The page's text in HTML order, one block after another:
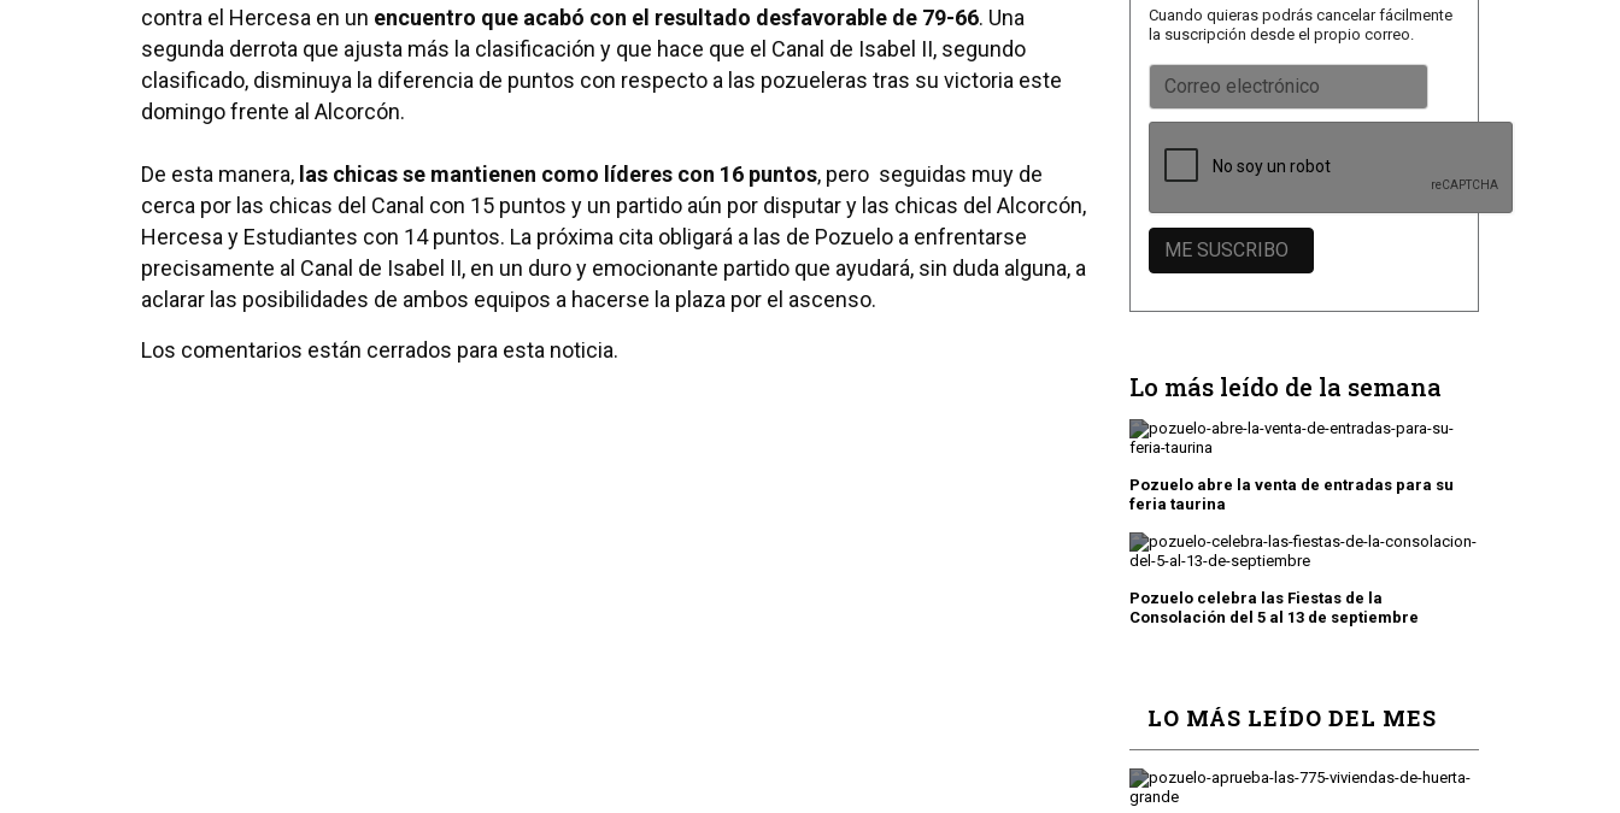
contra el Hercesa en un encuentro que acabó con el resultado desfavorable de 79-66. Una
segunda derrota que ajusta más la clasificación y que hace que el Canal de Isabel II, segundo
clasificado, disminuya la diferencia de puntos con respecto a las pozueleras tras su victoria este
domingo frente al Alcorcón.
De esta manera, las chicas se mantienen como líderes con 16 puntos, pero seguidas muy de
cerca por las chicas del Canal con 15 puntos y un partido aún por disputar y las chicas del Alcorcón,
Hercesa y Estudiantes con 14 puntos. La próxima cita obligará a las de Pozuelo a enfrentarse
precisamente al Canal de Isabel II, en un duro y emocionante partido que ayudará, sin duda alguna, a
aclarar las posibilidades de ambos equipos a hacerse la plaza por el ascenso.
Los comentarios están cerrados para esta noticia.
Cuando quieras podrás cancelar fácilmente
la suscripción desde el propio correo.
Lo más leído de la semana
Pozuelo abre la venta de entradas para su
feria taurina
Pozuelo celebra las Fiestas de la
Consolación del 5 al 13 de septiembre
LO MÁS LEÍDO DEL MES